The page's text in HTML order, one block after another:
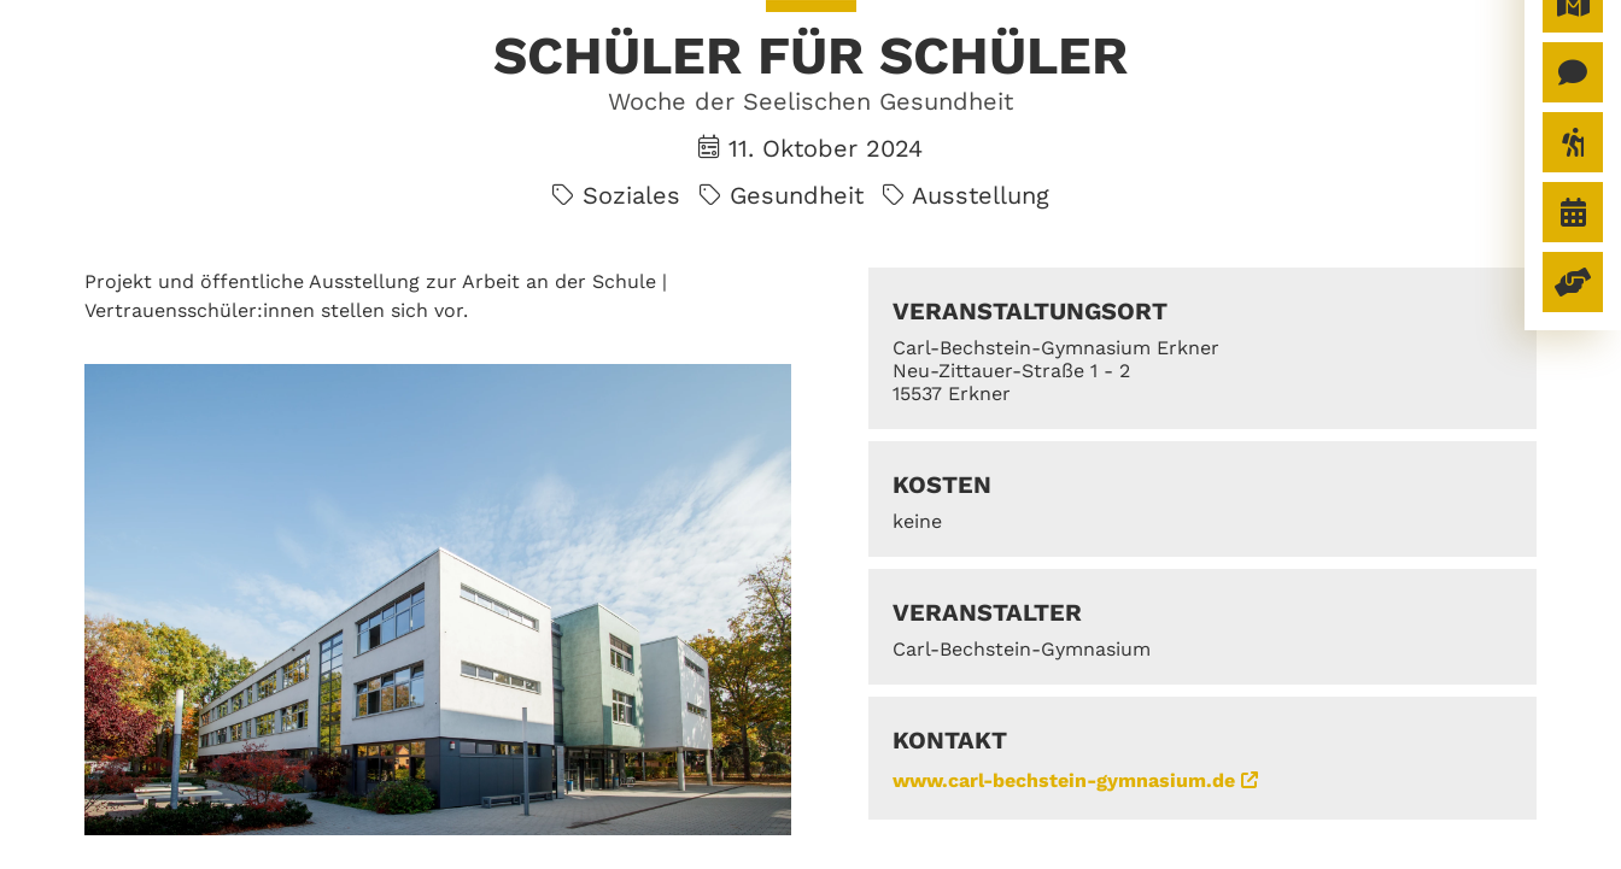
SCHÜLER FÜR SCHÜLER
Woche der Seelischen Gesundheit
11. Oktober 2024
Soziales
Gesundheit Ausstellung
Projekt und öffentliche Ausstellung zur Arbeit an der Schule |
Vertrauensschüler:innen stellen sich vor.
VERANSTALTUNGSORT
Carl-Bechstein-Gymnasium Erkner
Neu-Zittauer-Straße 1 - 2
15537 Erkner
KOSTEN
keine
VERANSTALTER
Carl-Bechstein-Gymnasium
KONTAKT
www.carl-bechstein-gymnasium.de